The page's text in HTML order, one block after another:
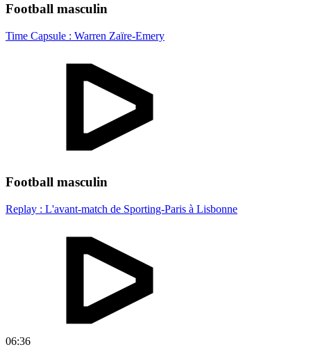
Football masculin
Time Capsule : Warren Zaïre-Emery
Football masculin
Replay : L'avant-match de Sporting-Paris à Lisbonne
06:36